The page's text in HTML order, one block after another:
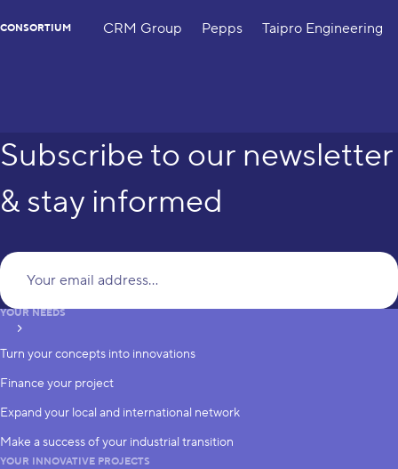
CONSORTIUM CRM Group Pepps Taipro Engineering
Subscribe to our newsletter
& stay informed
subscribe
YOUR NEEDS
Turn your concepts into innovations
Finance your project
Expand your local and international network
Make a success of your industrial transition
YOUR INNOVATIVE PROJECTS